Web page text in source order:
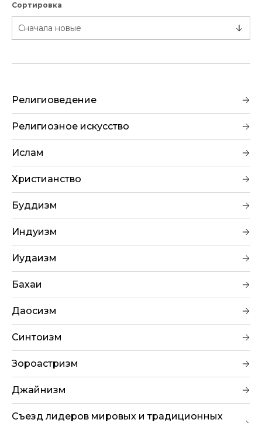
Сортировка
Религиоведение
Религиозное искусство
Ислам
Христианство
Буддизм
Индуизм
Иудаизм
Бахаи
Даосизм
Синтоизм
Зороастризм
Джайнизм
Съезд лидеров мировых и традиционных